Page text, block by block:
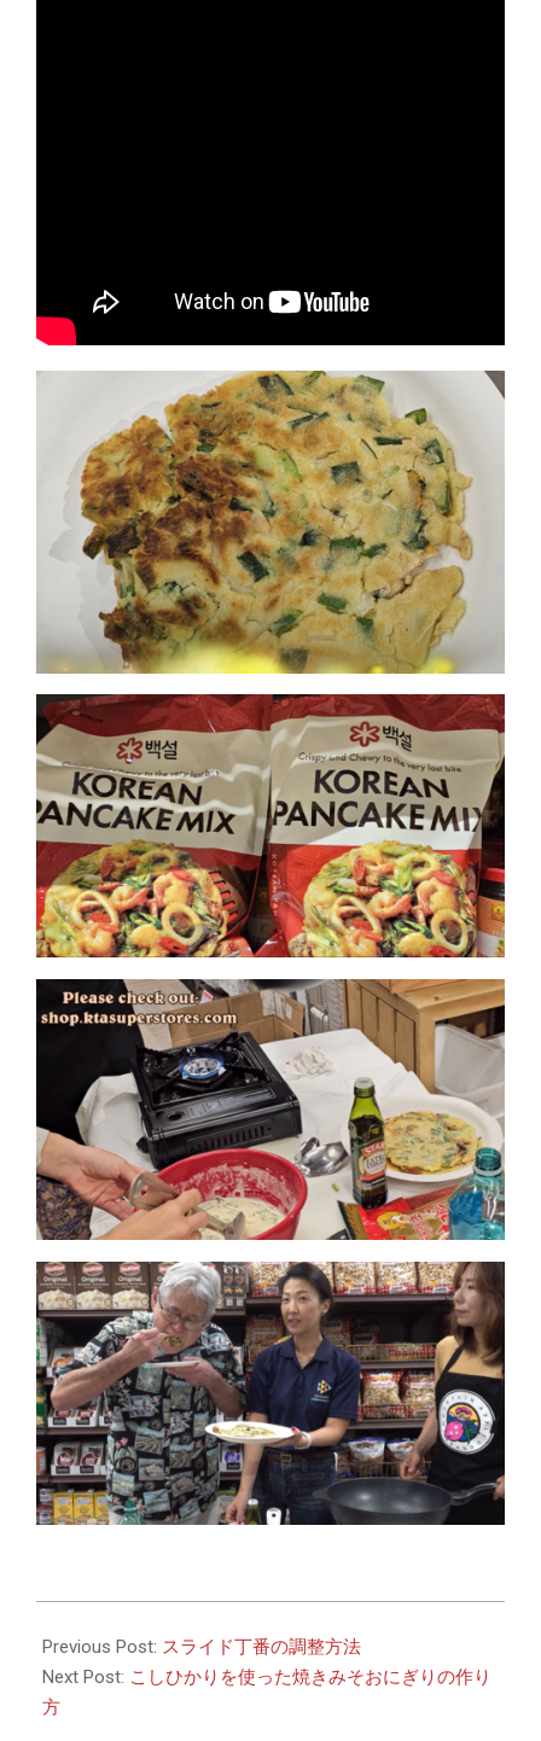
12-
13
Previous Post: スライド丁番の調整方法
Next Post: こしひかりを使った焼きみそおにぎりの作り
方